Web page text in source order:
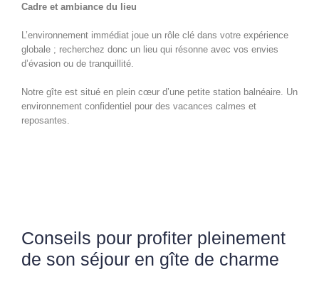
Cadre et ambiance du lieu
L’environnement immédiat joue un rôle clé dans votre expérience
globale ; recherchez donc un lieu qui résonne avec vos envies
d’évasion ou de tranquillité.
Notre gîte est situé en plein cœur d’une petite station balnéaire. Un
environnement confidentiel pour des vacances calmes et
reposantes.
Conseils pour profiter pleinement
de son séjour en gîte de charme